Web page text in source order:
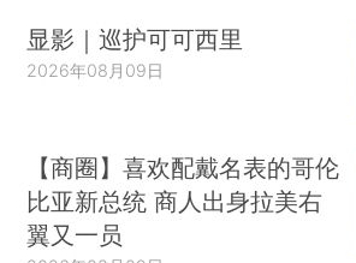
显影｜巡护可可西里
2026年08月09日
【商圈】喜欢配戴名表的哥伦
比亚新总统 商人出身拉美右
翼又一员